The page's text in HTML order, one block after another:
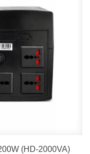
(HD-2000VA)